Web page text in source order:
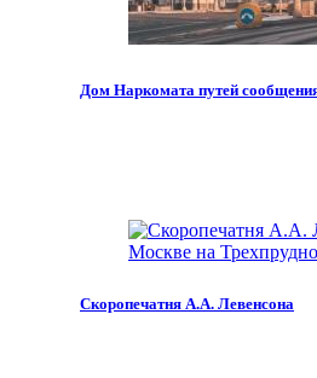
Дом Наркомата путей
Скоропечатня А.А. Левенсона